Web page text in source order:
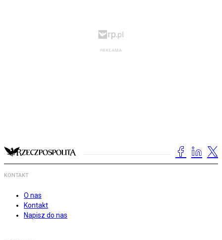
KONTAKT
O nas
Kontakt
Napisz do nas